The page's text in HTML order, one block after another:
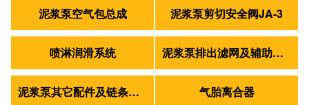
泥浆泵空气包总成 泥浆泵剪切安全阀JA-3
喷淋润滑系统 泥浆泵排出滤网及辅助管路
泥浆泵其它配件及链条皮带轴承 气胎离合器